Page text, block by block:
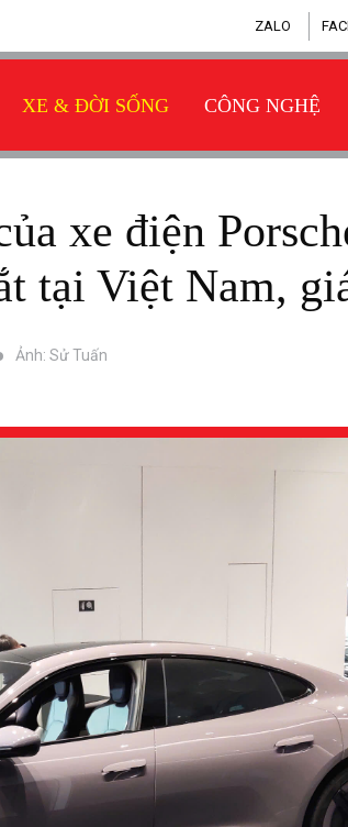
ZALO
XE & ĐỜI SỐNG CÔNG NGHỆ
tại Việt Nam,
Ảnh: Sử Tuấn